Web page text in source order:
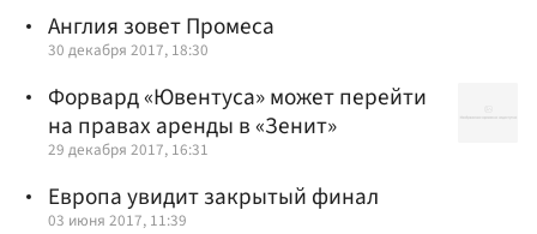
Англия зовет Промеса
30 декабря 2017, 18:30
Форвард «Ювентуса» может перейти
на правах аренды в «Зенит»
29 декабря 2017, 16:31
Европа увидит закрытый финал
03 июня 2017, 11:39